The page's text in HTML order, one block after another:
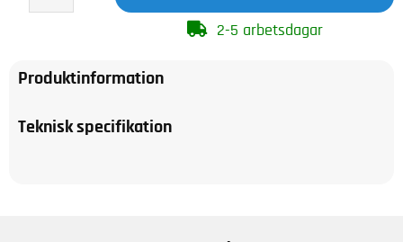
2-5 arbetsdagar
Produktinformation
Teknisk specifikation